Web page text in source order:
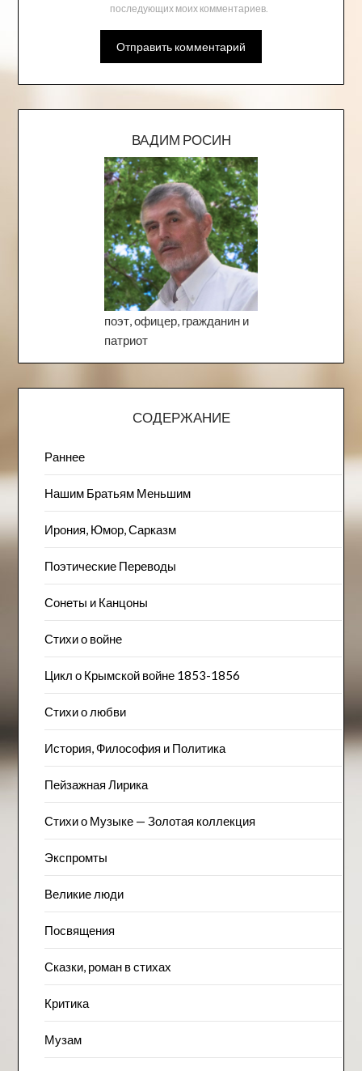
последующих моих комментариев.
ВАДИМ РОСИН
поэт, офицер, гражданин и
патриот
СОДЕРЖАНИЕ
Раннее
Нашим Братьям Меньшим
Ирония, Юмор, Сарказм
Поэтические Переводы
Сонеты и Канцоны
Стихи о войне
Цикл о Крымской войне 1853-1856
Стихи о любви
История, Философия и Политика
Пейзажна​я Лирика
Стихи о Музыке — Золотая коллекция
Экспромты
Великие люди
Посвящения
Сказки, роман в стихах
Критика
Музам